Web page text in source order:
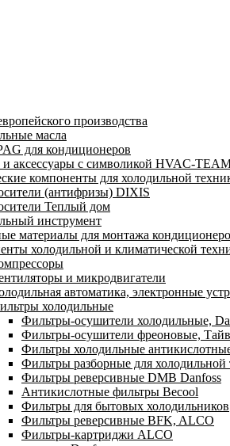
производства
масла
для кондиционеров
аксессуары с символикой HVAC-
компоненты для холодильной
(антифризы) DIXIS
Теплый дом
инструмент
материалы для монтажа
холодильной и климатической
и микродвигатели
автоматика, электронные
холодильные
Фильтры-осушители холодильные,
Фильтры-осушители фреоновые,
Фильтры холодильные
Фильтры разборные для
Фильтры реверсивные DMB Danfoss
Антикислотные фильтры Becool
Фильтры для бытовых холодильников
Фильтры реверсивные BFK, ALCO
Фильтры-картриджи ALCO